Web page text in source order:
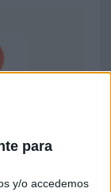
para
y/o accedemos